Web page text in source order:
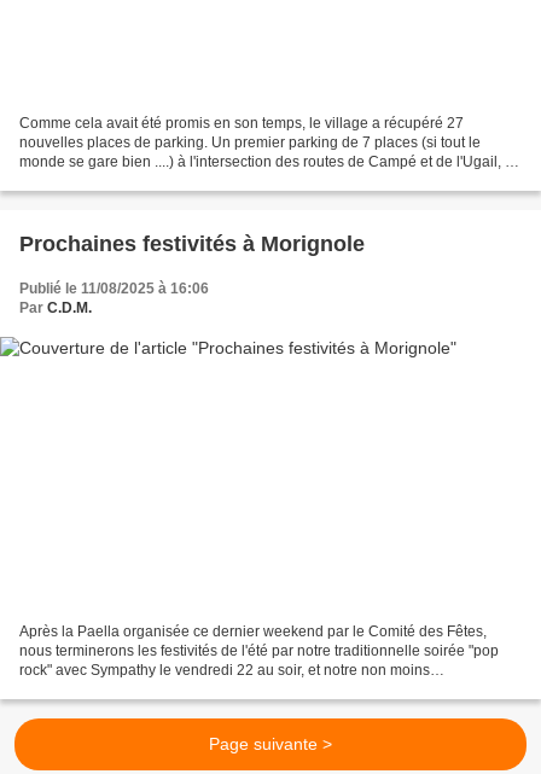
Comme cela avait été promis en son temps, le village a récupéré 27
nouvelles places de parking. Un premier parking de 7 places (si tout le
monde se gare bien ....) à l'intersection des routes de Campé et de l'Ugail, et
Prochaines festivités à Morignole
Publié le 11/08/2025 à 16:06
Par C.D.M.
Après la Paella organisée ce dernier weekend par le Comité des Fêtes,
nous terminerons les festivités de l'été par notre traditionnelle soirée "pop
rock" avec Sympathy le vendredi 22 au soir, et notre non moins
Page suivante >